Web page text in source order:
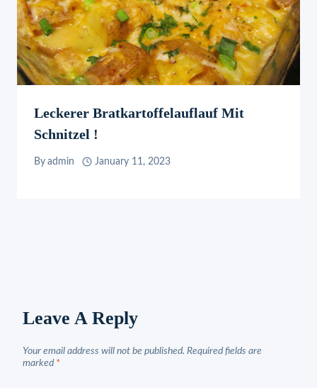
Leckerer Bratkartoffelauflauf Mit
Schnitzel !
By admin January 11, 2023
Leave A Reply
Your email address will not be published. Required fields are
marked *